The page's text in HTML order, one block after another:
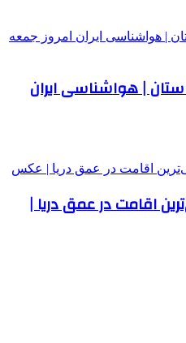
هواشناسی برای ۱۰ استان | هواشناسی ایران
اقامت در عمق دریا |